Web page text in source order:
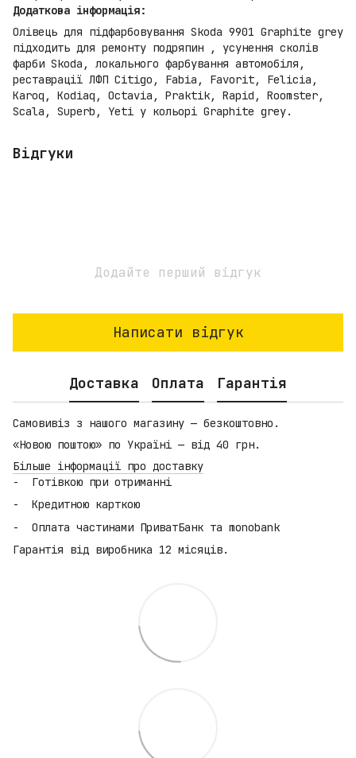
Додаткова інформація:
Олівець для підфарбовування Skoda 9901 Graphite grey
підходить для ремонту подряпин , усунення сколів
фарби Skoda, локального фарбування автомобіля,
реставрації ЛФП Citigo, Fabia, Favorit, Felicia,
Karoq, Kodiaq, Octavia, Praktik, Rapid, Roomster,
Scala, Superb, Yeti у кольорі Graphite grey.
Відгуки
Додайте перший відгук
Написати відгук
Доставка Оплата Гарантія
Самовивіз з нашого магазину — безкоштовно.
«Новою поштою» по Україні — від 40 грн.
Більше інформації про доставку
Готівкою при отриманні
Кредитною карткою
Оплата частинами ПриватБанк та monobank
Гарантія від виробника 12 місяців.